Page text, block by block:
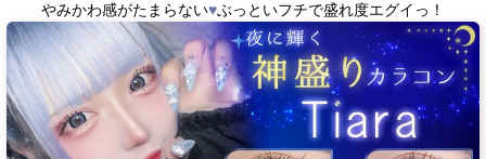
やみかわ感がたまらない♥ぶっといフチで盛れ度エグイっ！